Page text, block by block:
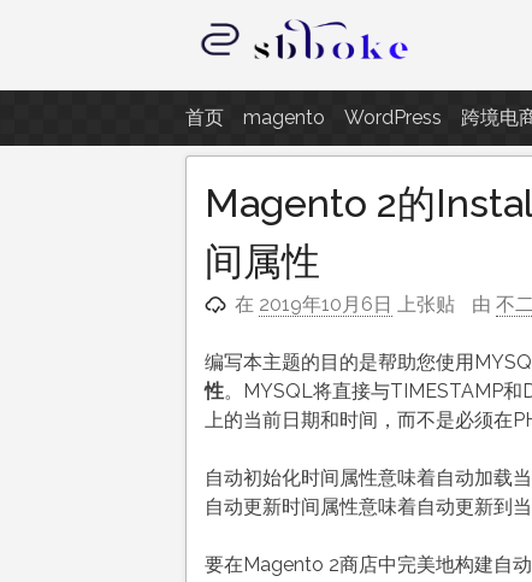
至
内
容
记录跨境电商独立站开发遇到的
首页 magento WordPress 跨境电
Magento 2的
间属性
在 2019年10月6日 上张贴 由不
编写本主题的目的是帮助您使用
性。MYSQL将直接与TIMESTAMP和
上的当前日期和时间，而不是必须在
自动初始化时间属性意味着自动加载
自动更新时间属性意味着自动更新到
要在Magento 2商店中完美地构建自